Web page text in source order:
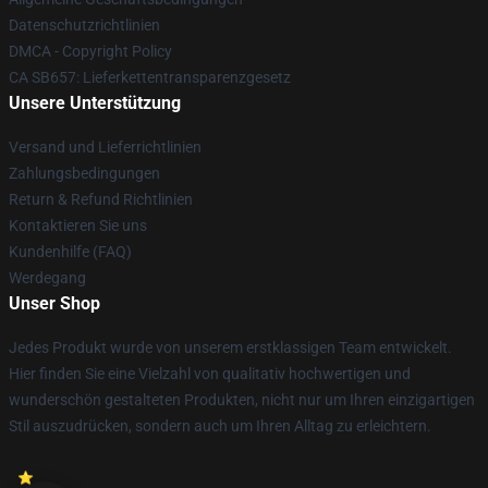
Datenschutzrichtlinien
DMCA - Copyright Policy
CA SB657: Lieferkettentransparenzgesetz
Unsere Unterstützung
Versand und Lieferrichtlinien
Zahlungsbedingungen
Return & Refund Richtlinien
Kontaktieren Sie uns
Kundenhilfe (FAQ)
Werdegang
Unser Shop
Jedes Produkt wurde von unserem erstklassigen Team entwickelt.
Hier finden Sie eine Vielzahl von qualitativ hochwertigen und
wunderschön gestalteten Produkten, nicht nur um Ihren einzigartigen
Stil auszudrücken, sondern auch um Ihren Alltag zu erleichtern.